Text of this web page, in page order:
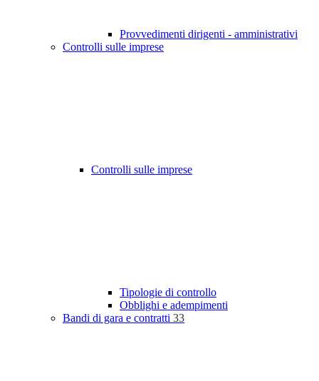
Provvedimenti dirigenti - amministrativi
Controlli sulle imprese
Controlli sulle imprese
Tipologie di controllo
Obblighi e adempimenti
Bandi di gara e contratti 33